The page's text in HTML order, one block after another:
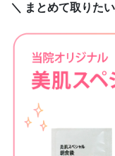
＼ まとめて取りた